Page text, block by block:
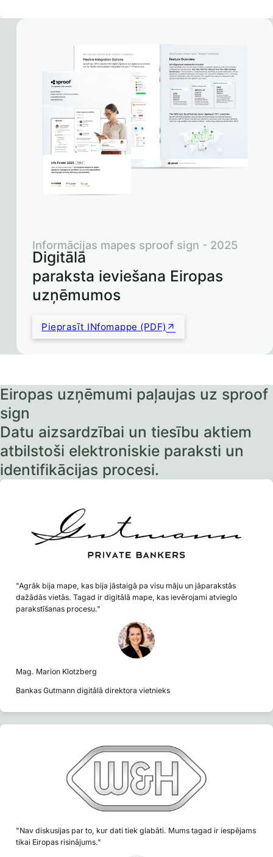
Digitālā
paraksta ieviešana Eiropas
uzņēmumos
Informācijas mapes sproof sign - 2025
Pieprasīt INfomappe (PDF)
Eiropas uzņēmumi paļaujas uz sproof
sign
Datu aizsardzībai un tiesību aktiem
atbilstoši elektroniskie paraksti un
identifikācijas procesi.
"Agrāk bija mape, kas bija jāstaigā pa visu māju un jāparakstās
dažādās vietās. Tagad ir digitālā mape, kas ievērojami atvieglo
parakstīšanas procesu."
Mag. Marion Klotzberg
Bankas Gutmann digitālā direktora vietnieks
"Nav diskusijas par to, kur dati tiek glabāti. Mums tagad ir iespējams
tikai Eiropas risinājums."